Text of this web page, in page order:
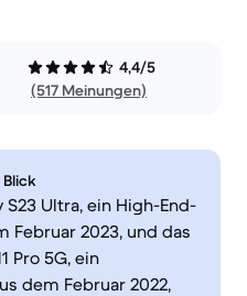
4,4/5
(517 Meinungen)
S23 Ultra, ein High-End-
Februar 2023, und das
Pro 5G, ein
dem Februar 2022,